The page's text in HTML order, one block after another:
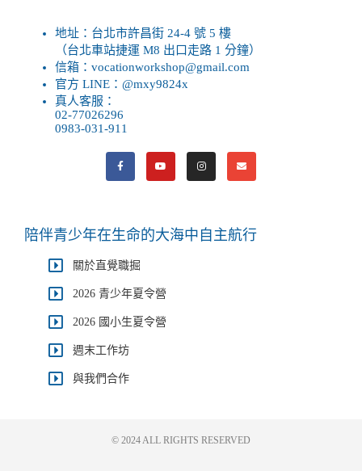
地址：台北市許昌街 24-4 號 5 樓
（台北車站捷運 M8 出口走路 1 分鐘）
信箱：vocationworkshop@gmail.com
官方 LINE：@mxy9824x
真人客服：
02-77026296
0983-031-911
陪伴青少年在生命的大海中自主航行
關於直覺職掘
2026 青少年夏令營
2026 國小生夏令營
週末工作坊
與我們合作
© 2024 ALL RIGHTS RESERVED​